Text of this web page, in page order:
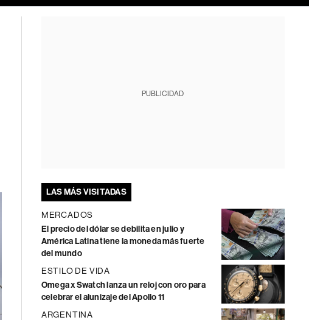
PUBLICIDAD
LAS MÁS VISITADAS
MERCADOS
El precio del dólar se debilita en julio y
América Latina tiene la moneda más fuerte
del mundo
ESTILO DE VIDA
Omega x Swatch lanza un reloj con oro para
celebrar el alunizaje del Apollo 11
ARGENTINA